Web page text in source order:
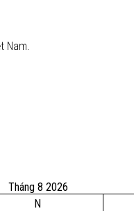
Nam.
Tháng 8 2026
N